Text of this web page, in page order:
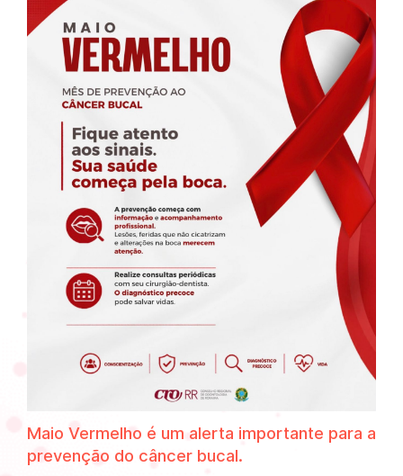
Maio Vermelho é um alerta importante para a
prevenção do câncer bucal.